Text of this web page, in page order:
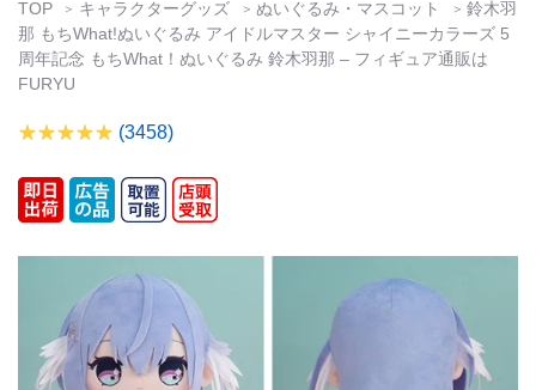
TOP キャラクターグッズ ぬいぐるみ・マスコット
鈴木羽
那 もちWhat!ぬいぐるみ アイドルマスター シャイニーカラーズ 5
周年記念 もちWhat！ぬいぐるみ 鈴木羽那 – フィギュア通販は
FURYU
(3458)